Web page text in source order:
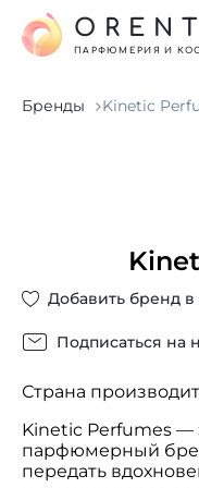
ПАРФЮМЕРИЯ И
Бренды Kinetic
Добавить бренд
Подписаться на
Страна
Kinetic Perfumes
парфюмерный
передать